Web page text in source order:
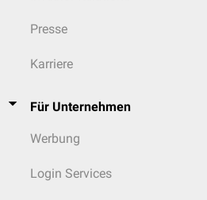
Presse
Karriere
Für Unternehmen
Werbung
Login Services